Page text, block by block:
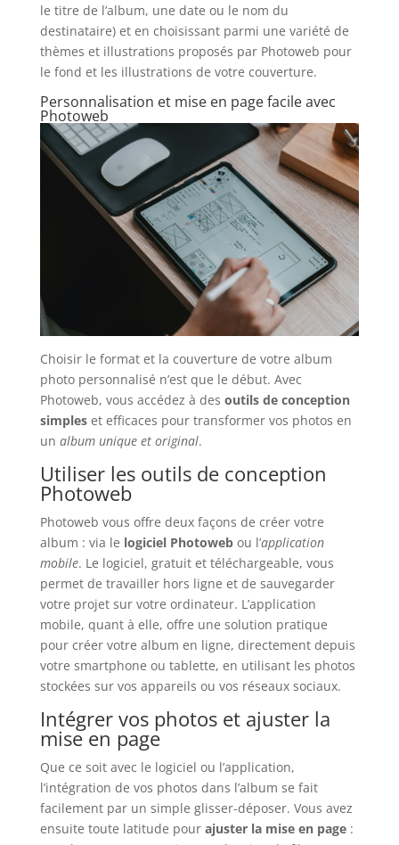
le titre de l’album, une date ou le nom du
destinataire) et en choisissant parmi une variété de
thèmes et illustrations proposés par Photoweb pour
le fond et les illustrations de votre couverture.
Personnalisation et mise en page facile avec
Photoweb
Choisir le format et la couverture de votre album
photo personnalisé n’est que le début. Avec
Photoweb, vous accédez à des outils de conception
simpleset efficaces pour transformer vos photos en
un album unique et original.
Utiliser les outils de conception
Photoweb
Photoweb vous offre deux façons de créer votre
album : via le logiciel Photowebou l’application
mobile. Le logiciel, gratuit et téléchargeable, vous
permet de travailler hors ligne et de sauvegarder
votre projet sur votre ordinateur. L’application
mobile, quant à elle, offre une solution pratique
pour créer votre album en ligne, directement depuis
votre smartphone ou tablette, en utilisant les photos
stockées sur vos appareils ou vos réseaux sociaux.
Intégrer vos photos et ajuster la
mise en page
Que ce soit avec le logiciel ou l’application,
l’intégration de vos photos dans l’album se fait
facilement par un simple glisser-déposer. Vous avez
ensuite toute latitude pour ajuster la mise en page: